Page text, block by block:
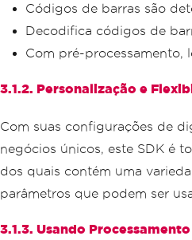
Códigos de barras são
Decodifica códigos de
Com pré-processamento,
3.1.2. Personalização e
Com suas configurações de
negócios únicos, este SDK é
dos quais contém uma
parâmetros que podem ser
3.1.3. Usando